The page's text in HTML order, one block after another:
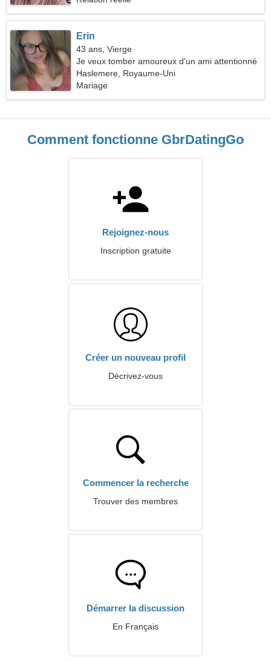
Erin
43 ans, Vierge
Je veux tomber amoureux d'un ami attentionné
Haslemere, Royaume-Uni
Mariage
Comment fonctionne GbrDatingGo
Rejoignez-nous
Inscription gratuite
Créer un nouveau profil
Décrivez-vous
Commencer la recherche
Trouver des membres
Démarrer la discussion
En Français